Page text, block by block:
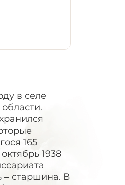
в селе
165
1938
– старшина. В